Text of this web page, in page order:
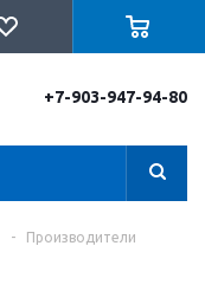
+7-903-947-94-80
- Производители